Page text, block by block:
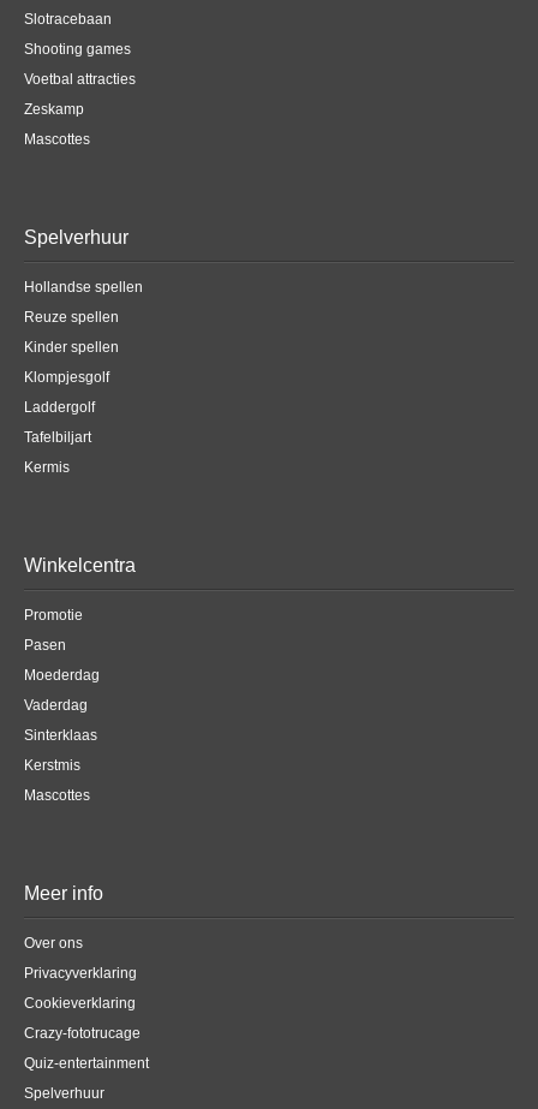
Slotracebaan
Shooting games
Voetbal attracties
Zeskamp
Mascottes
Spelverhuur
Hollandse spellen
Reuze spellen
Kinder spellen
Klompjesgolf
Laddergolf
Tafelbiljart
Kermis
Winkelcentra
Promotie
Pasen
Moederdag
Vaderdag
Sinterklaas
Kerstmis
Mascottes
Meer info
Over ons
Privacyverklaring
Cookieverklaring
Crazy-fototrucage
Quiz-entertainment
Spelverhuur